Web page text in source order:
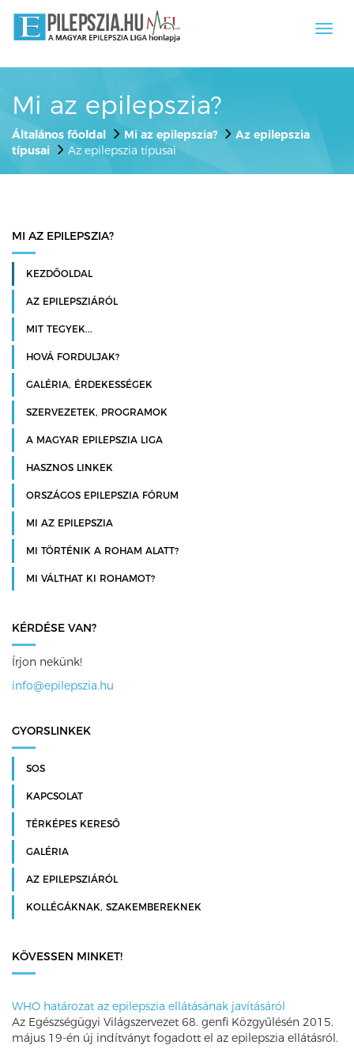
Mi az epilepszia?
Általános főoldal Mi az epilepszia?
Az epilepszia
típusai
Az epilepszia típusai
MI AZ EPILEPSZIA?
KEZDŐOLDAL
AZ EPILEPSZIÁRÓL
MIT TEGYEK...
HOVÁ FORDULJAK?
GALÉRIA, ÉRDEKESSÉGEK
SZERVEZETEK, PROGRAMOK
A MAGYAR EPILEPSZIA LIGA
HASZNOS LINKEK
ORSZÁGOS EPILEPSZIA FÓRUM
MI AZ EPILEPSZIA
MI TÖRTÉNIK A ROHAM ALATT?
MI VÁLTHAT KI ROHAMOT?
KÉRDÉSE VAN?
Írjon nekünk!
info@epilepszia.hu
GYORSLINKEK
SOS
KAPCSOLAT
TÉRKÉPES KERESŐ
GALÉRIA
AZ EPILEPSZIÁRÓL
KOLLÉGÁKNAK, SZAKEMBEREKNEK
KÖVESSEN MINKET!
WHO határozat az epilepszia ellátásának javításáról
Az Egészségügyi Világszervezet 68. genfi Közgyűlésén 2015.
május 19-én új indítványt fogadott el az epilepszia ellátásról.